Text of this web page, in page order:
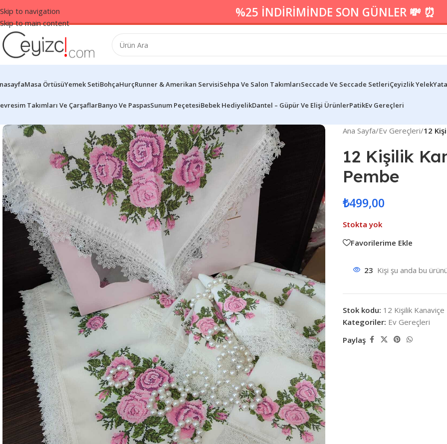
Skip to navigation
Skip to main content
%25 İNDİRİMİNDE SON GÜNLER 💸 ⏰
Masa ÖrtüsüYemek SetiBohçaHurçRunner & Amerikan ServisiSehpa Ve Salon TakımlarıSeccade Ve Seccade SetleriÇeyizlik Yelek
Takımları Ve ÇarşaflarBanyo Ve PaspasSunum PeçetesiBebek HediyelikDantel – Güpür Ve Elişi ÜrünlerPatikEv Gereçleri
Ana Sayfa/Ev Gereçleri/12
12 Kişilik
Pembe
₺499,00
Stokta yok
Favorilerime Ekle
23 Kişi şu anda bu
Stok kodu: 12 Kişilik
Kategoriler: Ev Gereçleri
Paylaş